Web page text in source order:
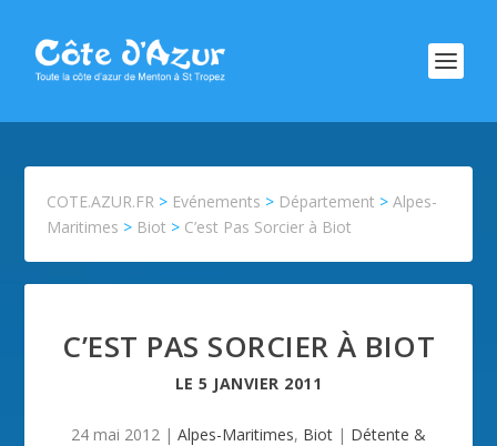
COTE.AZUR.FR > Evénements > Département >Alpes-
Maritimes > Biot > C’est Pas Sorcier à Biot
C’EST PAS SORCIER À BIOT
LE5 JANVIER 2011
24 mai 2012 | Alpes-Maritimes, Biot | Détente &